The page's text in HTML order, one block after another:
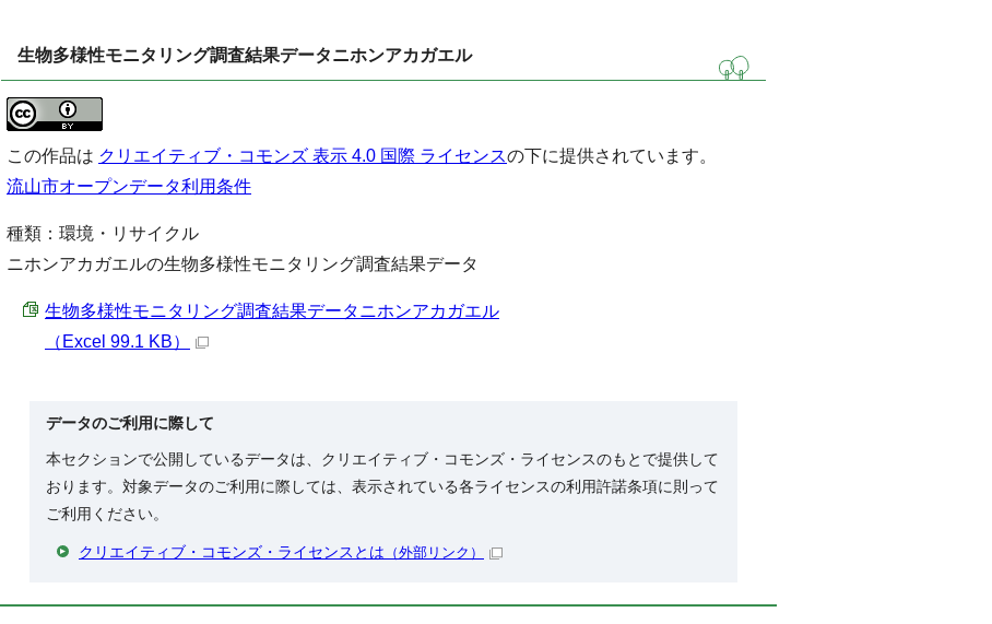
生物多様性モニタリング調査結果データニホンアカガエル
この作品は クリエイティブ・コモンズ 表示 4.0 国際 ライセンスの下に提供されています。
流山市オープンデータ利用条件
種類：環境・リサイクル
ニホンアカガエルの生物多様性モニタリング調査結果データ
生物多様性モニタリング調査結果データニホンアカガエル
（Excel 99.1 KB）
データのご利用に際して
本セクションで公開しているデータは、クリエイティブ・コモンズ・ライセンスのもとで提供して
おります。対象データのご利用に際しては、表示されている各ライセンスの利用許諾条項に則って
ご利用ください。
クリエイティブ・コモンズ・ライセンスとは （外部リンク）